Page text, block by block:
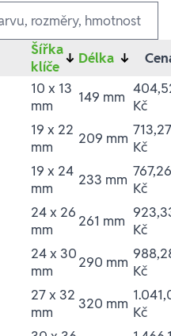
Šířka
klíče ↓ Délka ↓
10 x 13
mm
149 mm Kč
19 x 22
mm
209 mm 713,27
Kč
19 x 24
mm
233 mm 767,26
Kč
24 x 26
mm
261 mm Kč
24 x 30
mm
290 mm Kč
27 x 32
mm
320 mm Kč